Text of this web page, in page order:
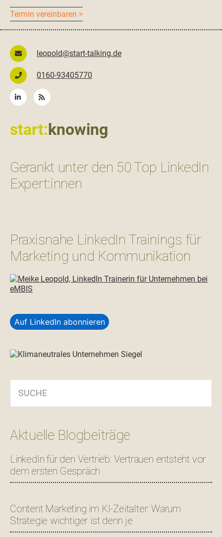
Ter­min vereinbaren >
leopold@start-talking.de
0160-93405770
start:knowing
Gerankt unter den 50 Top LinkedIn
Expert:innen
Praxisnahe LinkedIn Trainings für
Marketing und Kommunikation
Auf LinkedIn abonnieren
Aktuelle Blogbeiträge
LinkedIn für den Vertrieb: Vertrauen entsteht vor
dem ersten Gespräch
Content Marketing im KI-Zeitalter: Warum
Strategie wichtiger ist denn je